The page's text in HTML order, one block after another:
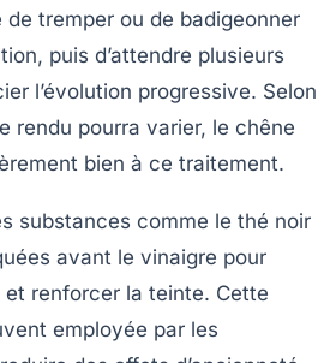
de tremper ou de badigeonner
puis d’attendre plusieurs
l’évolution progressive. Selon
rendu pourra varier, le chêne
bien à ce traitement.
substances comme le thé noir
avant le vinaigre pour
renforcer la teinte. Cette
employée par les